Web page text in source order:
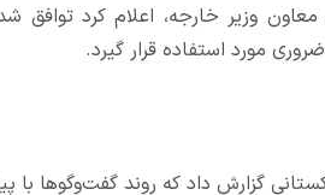
وزیر خارجه، اعلام کرد
مورد استفاده قرار گیرد.
گزارش داد که روند گفت‌وگوها